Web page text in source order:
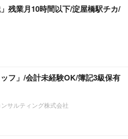
残業月10時間以下/淀屋橋駅チカ/
ッフ」/会計未経験OK/簿記3級保有
サルティング株式会社